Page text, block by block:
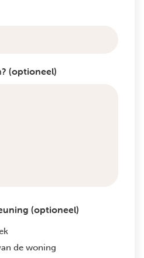
(optioneel)
(optioneel)
de woning